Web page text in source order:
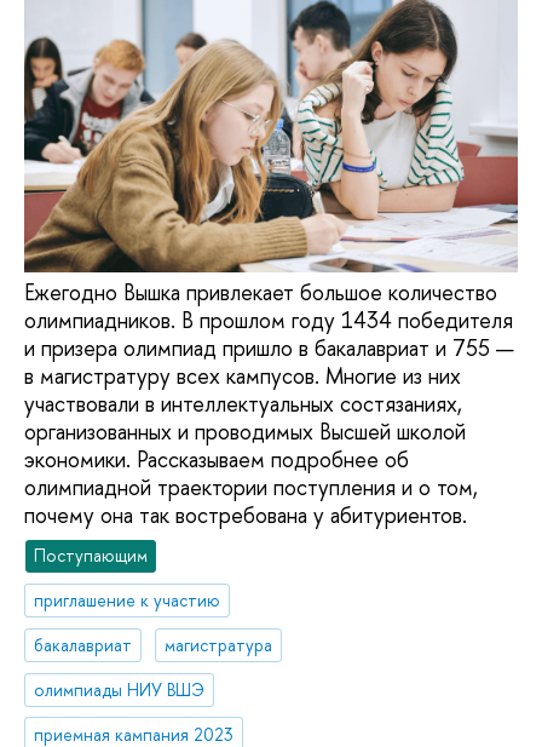
Ежегодно Вышка привлекает большое количество
олимпиадников. В прошлом году 1434 победителя
и призера олимпиад пришло в бакалавриат и 755 —
в магистратуру всех кампусов. Многие из них
участвовали в интеллектуальных состязаниях,
организованных и проводимых Высшей школой
экономики. Рассказываем подробнее об
олимпиадной траектории поступления и о том,
почему она так востребована у абитуриентов.
Поступающим
приглашение к участию
бакалавриат
магистратура
олимпиады НИУ ВШЭ
приемная кампания 2023